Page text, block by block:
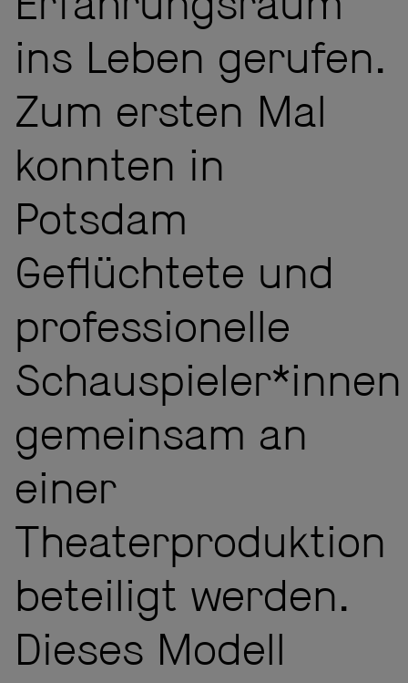
ins Leben gerufen.
Zum ersten Mal
konnten in
Potsdam
Geflüchtete und
professionelle
Schauspieler*innen
gemeinsam an
einer
Theaterproduktion
beteiligt werden.
Dieses Modell